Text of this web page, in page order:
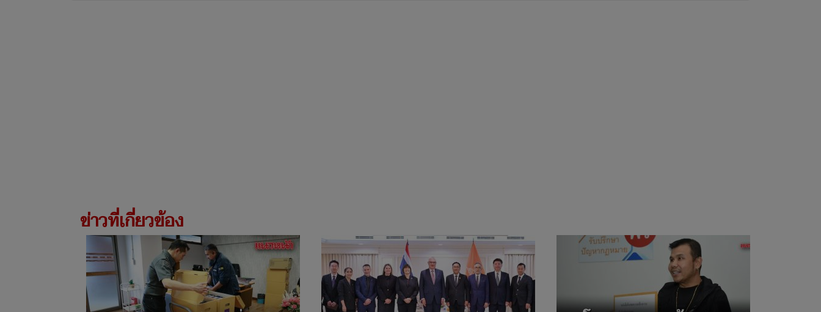
ข่าวที่เกี่ยวข้อง